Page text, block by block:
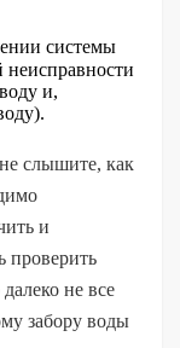
системы
неисправности
и,
слышите, как
и
проверить
не все
забору воды